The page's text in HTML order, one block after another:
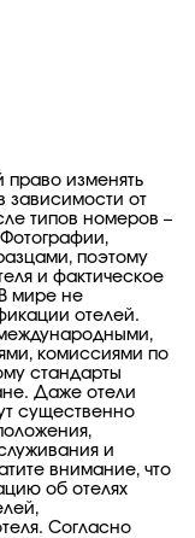
право изменять
зависимости от
типов номеров –
поэтому
и фактическое
мире не
отелей.
комиссиями по
стандарты
Даже отели
существенно
и
внимание, что
об отелях
Согласно